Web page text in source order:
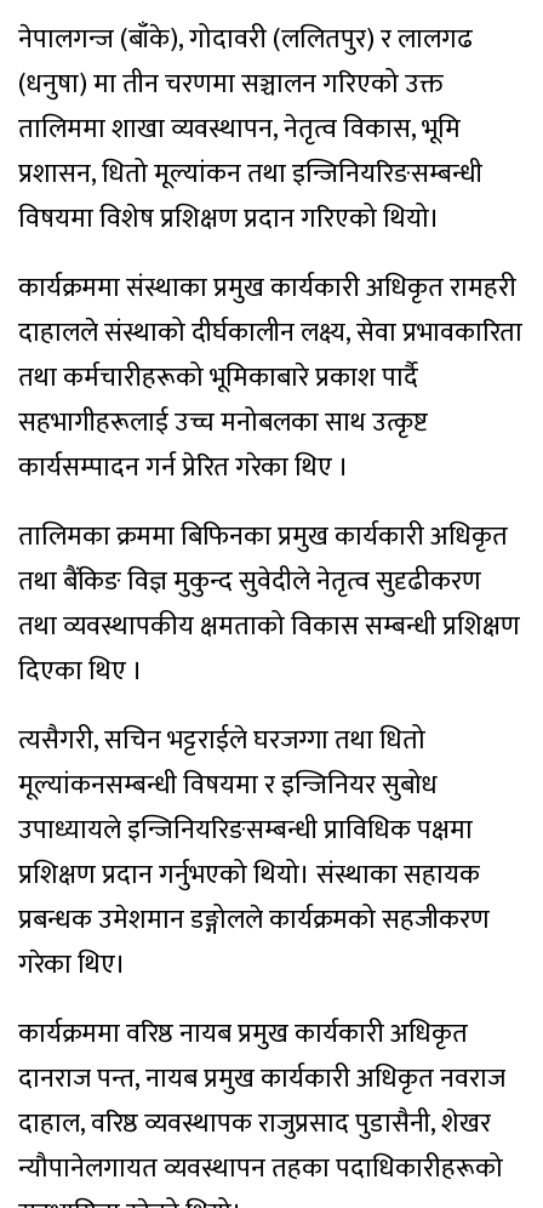
नेपालगन्ज (बाँके), गोदावरी (ललितपुर) र लालगढ
(धनुषा) मा तीन चरणमा सञ्चालन गरिएको उक्त
तालिममा शाखा व्यवस्थापन, नेतृत्व विकास, भूमि
प्रशासन, धितो मूल्यांकन तथा इन्जिनियरिङसम्बन्धी
विषयमा विशेष प्रशिक्षण प्रदान गरिएको थियो।
कार्यक्रममा संस्थाका प्रमुख कार्यकारी अधिकृत रामहरी
दाहालले संस्थाको दीर्घकालीन लक्ष्य, सेवा प्रभावकारिता
तथा कर्मचारीहरूको भूमिकाबारे प्रकाश पार्दै
सहभागीहरूलाई उच्च मनोबलका साथ उत्कृष्ट
कार्यसम्पादन गर्न प्रेरित गरेका थिए ।
तालिमका क्रममा बिफिनका प्रमुख कार्यकारी अधिकृत
तथा बैंकिङ विज्ञ मुकुन्द सुवेदीले नेतृत्व सुदृढीकरण
तथा व्यवस्थापकीय क्षमताको विकास सम्बन्धी प्रशिक्षण
दिएका थिए ।
त्यसैगरी, सचिन भट्टराईले घरजग्गा तथा धितो
मूल्यांकनसम्बन्धी विषयमा र इन्जिनियर सुबोध
उपाध्यायले इन्जिनियरिङसम्बन्धी प्राविधिक पक्षमा
प्रशिक्षण प्रदान गर्नुभएको थियो। संस्थाका सहायक
प्रबन्धक उमेशमान डङ्गोलले कार्यक्रमको सहजीकरण
गरेका थिए।
कार्यक्रममा वरिष्ठ नायब प्रमुख कार्यकारी अधिकृत
दानराज पन्त, नायब प्रमुख कार्यकारी अधिकृत नवराज
दाहाल, वरिष्ठ व्यवस्थापक राजुप्रसाद पुडासैनी, शेखर
न्यौपानेलगायत व्यवस्थापन तहका पदाधिकारीहरूको